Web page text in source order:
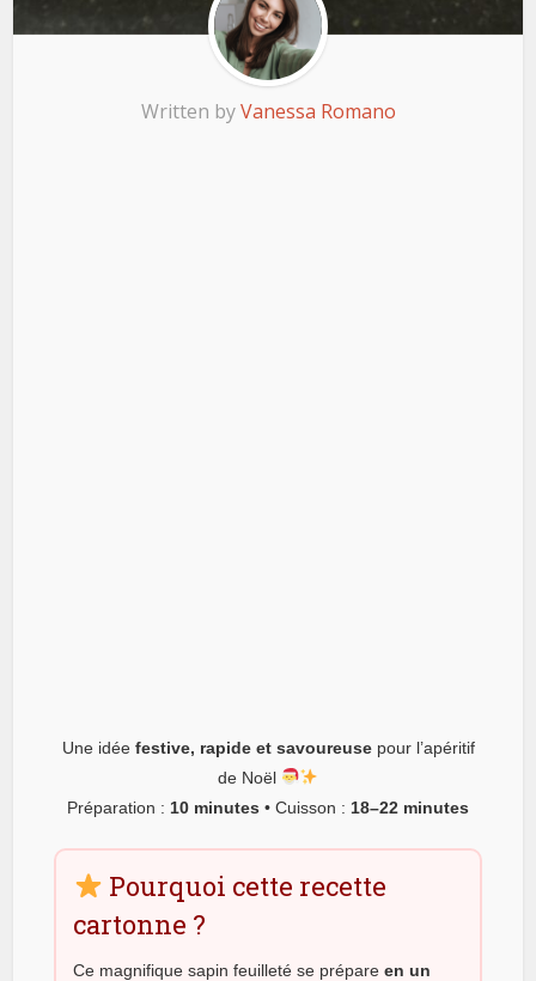
Written byVanessa Romano
Une idée festive, rapide et savoureusepour l’apéritif
de Noël
Préparation : 10 minutes • Cuisson : 18–22 minutes
Pourquoi cette recette
cartonne ?
Ce magnifique sapin feuilleté se prépareen un